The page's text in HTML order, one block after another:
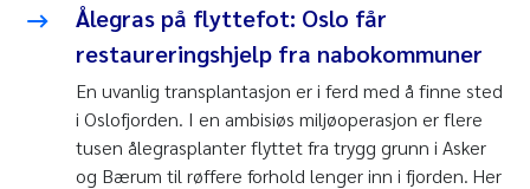
Ålegras på flyttefot: Oslo får
restaureringshjelp fra nabokommuner
En uvanlig transplantasjon er i ferd med å finne sted
i Oslofjorden. I en ambisiøs miljøoperasjon er flere
tusen ålegrasplanter flyttet fra trygg grunn i Asker
og Bærum til røffere forhold lenger inn i fjorden. Her